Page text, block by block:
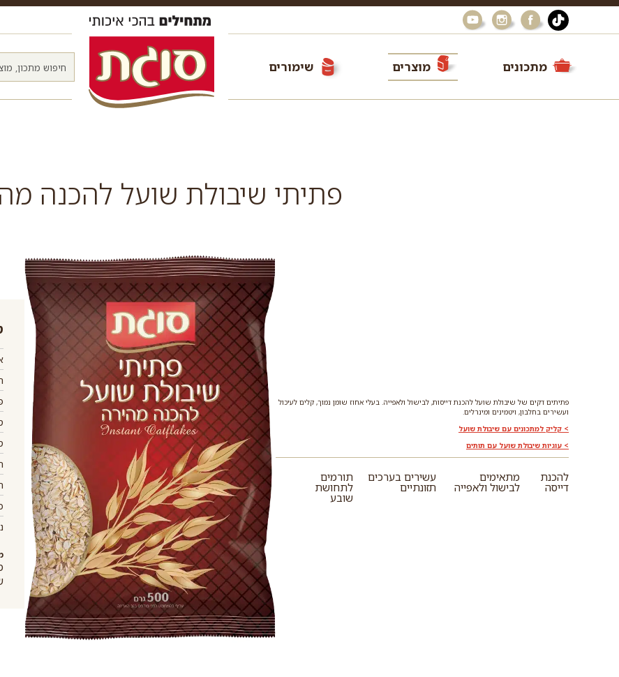
מתכונים מוצרים שימורים
פתיתי שיבולת שועל להכנה
פתיתים דקים של שיבולת שועל להכנת דייסות, לבישול ולאפייה. בעלי אחוז שומן נמוך, קלים לעיכול
ועשירים בחלבון, ויטמינים ומינרלים.
> קליק למתכונים עם שיבולת שועל
> עוגיות שיבולת שועל עם תותים
להכנת
דייסה
מתאימים
לבישול ולאפייה
עשירים בערכים
תזונתיים
תורמים
לתחושת
שובע